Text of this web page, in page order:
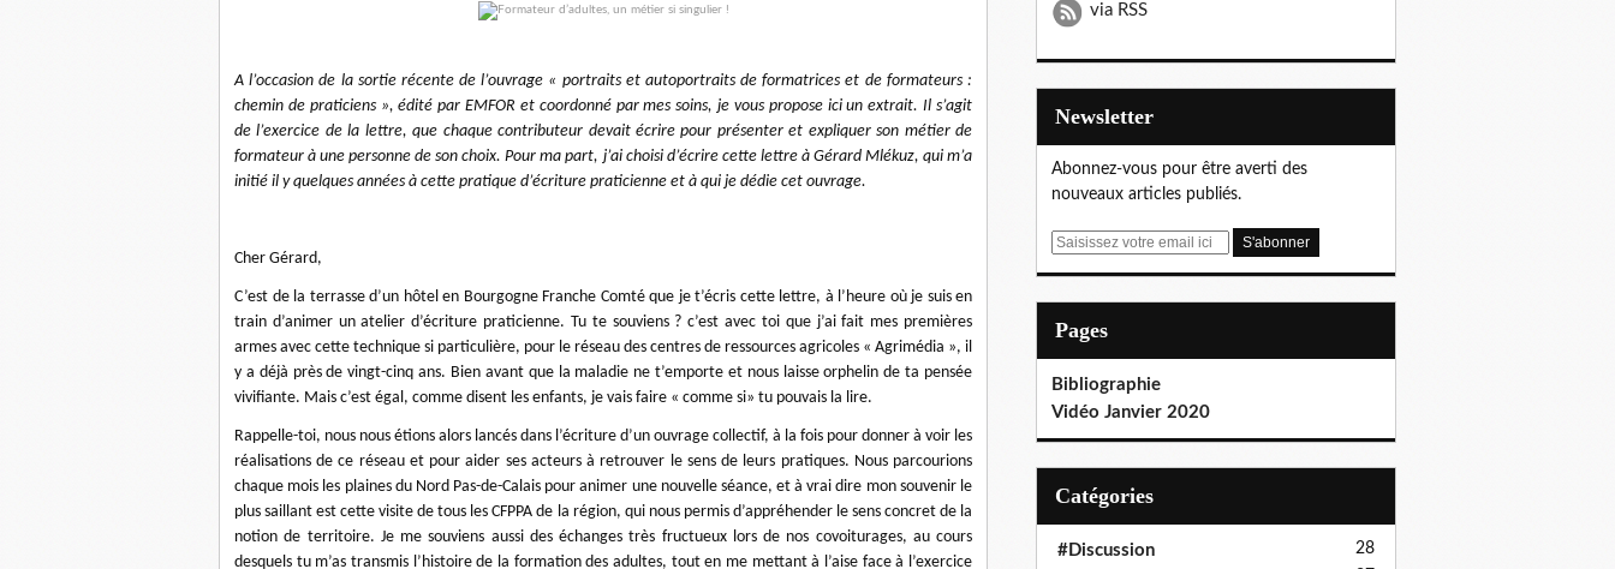
A l’occasion de la sortie récente de l’ouvrage « portraits et autoportraits de formatrices et de formateurs :
chemin de praticiens », édité par EMFOR et coordonné par mes soins, je vous propose ici un extrait. Il s’agit
de l’exercice de la lettre, que chaque contributeur devait écrire pour présenter et expliquer son métier de
formateur à une personne de son choix. Pour ma part, j’ai choisi d’écrire cette lettre à Gérard Mlékuz, qui m’a
initié il y quelques années à cette pratique d’écriture praticienne et à qui je dédie cet ouvrage.
Cher Gérard,
C’est de la terrasse d’un hôtel en Bourgogne Franche Comté que je t’écris cette lettre, à l’heure où je suis en
train d’animer un atelier d’écriture praticienne. Tu te souviens ? c’est avec toi que j’ai fait mes premières
armes avec cette technique si particulière, pour le réseau des centres de ressources agricoles « Agrimédia », il
y a déjà près de vingt-cinq ans. Bien avant que la maladie ne t’emporte et nous laisse orphelin de ta pensée
vivifiante. Mais c’est égal, comme disent les enfants, je vais faire « comme si» tu pouvais la lire.
Rappelle-toi, nous nous étions alors lancés dans l’écriture d’un ouvrage collectif, à la fois pour donner à voir les
réalisations de ce réseau et pour aider ses acteurs à retrouver le sens de leurs pratiques. Nous parcourions
chaque mois les plaines du Nord Pas-de-Calais pour animer une nouvelle séance, et à vrai dire mon souvenir le
plus saillant est cette visite de tous les CFPPA de la région, qui nous permis d’appréhender le sens concret de la
notion de territoire. Je me souviens aussi des échanges très fructueux lors de nos covoiturages, au cours
desquels tu m’as transmis l’histoire de la formation des adultes, tout en me mettant à l’aise face à l’exercice
via RSS
Newsletter
Abonnez-vous pour être averti des
nouveaux articles publiés.
E
Pages
Bibliographie
Vidéo Janvier 2020
Catégories
#Discussion 28